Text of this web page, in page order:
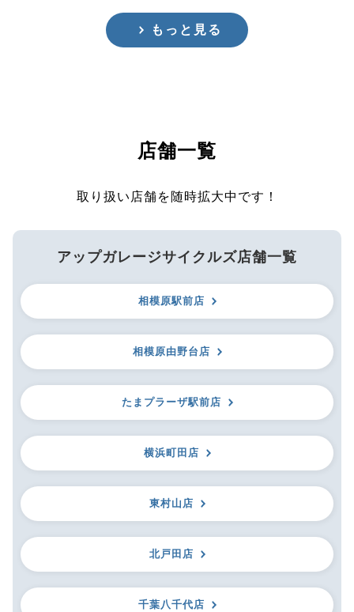
もっと見る
店舗一覧
取り扱い店舗を随時拡大中です！
アップガレージサイクルズ店舗一覧
相模原駅前店
相模原由野台店
たまプラーザ駅前店
横浜町田店
東村山店
北戸田店
千葉八千代店